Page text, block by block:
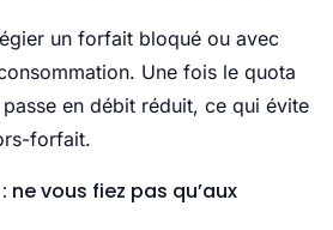
un forfait bloqué ou avec
Une fois le quota
en débit réduit, ce qui évite
forfait.
ne vous fiez pas qu’aux